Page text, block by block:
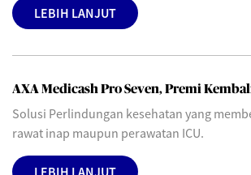
LEBIH LANJUT
AXA Medicash Pro Seven, Premi
Solusi Perlindungan kesehatan yang
rawat inap maupun perawatan ICU.
LEBIH LANJUT